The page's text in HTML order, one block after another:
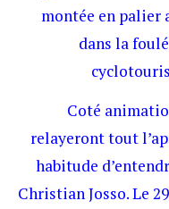
montée en palier
dans la
Coté
relayeront tout
habitude
Christian Josso. Le